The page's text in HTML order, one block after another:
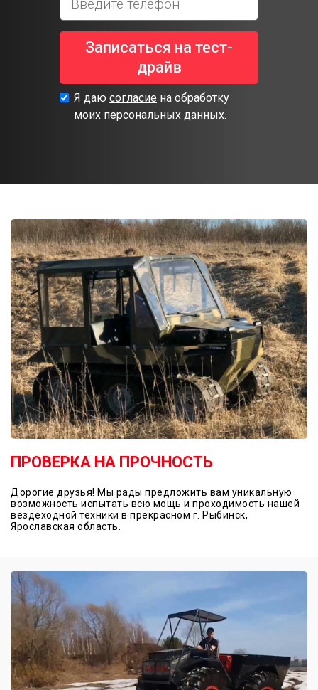
Записаться на тест-
драйв
Я даю согласие на обработку
моих персональных данных.
ПРОВЕРКА НА ПРОЧНОСТЬ
Дорогие друзья! Мы рады предложить вам уникальную
возможность испытать всю мощь и проходимость нашей
вездеходной техники в прекрасном г. Рыбинск,
Ярославская область.